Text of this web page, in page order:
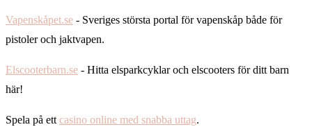
Vapenskåpet.se - Sveriges största portal för vapenskåp både för
pistoler och jaktvapen.
Elscooterbarn.se - Hitta elsparkcyklar och elscooters för ditt barn
här!
Spela på ett casino online med snabba uttag.